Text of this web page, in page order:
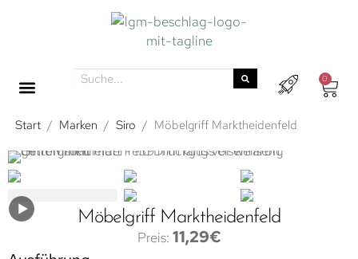
0
Start / Marken / Siro / Möbelgriff Marktheidenfeld
Möbelgriff Marktheidenfeld
11,29€